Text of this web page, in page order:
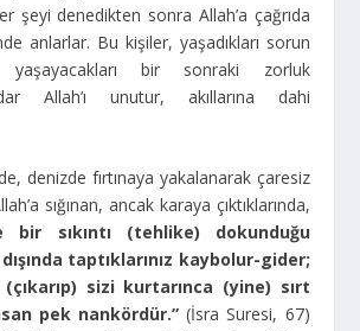
şeyi denedikten sonra Allah’a çağrıda
anlarlar. Bu kişiler, yaşadıkları sorun
yaşayacakları bir sonraki zorluk
Allah’ı unutur, akıllarına dahi
denizde fırtınaya yakalanarak çaresiz
sığınan, ancak karaya çıktıklarında,
bir sıkıntı (tehlike) dokunduğu
taptıklarınız kaybolur-gider;
sizi kurtarınca (yine) sırt
pek nankördür.” (İsra Suresi, 67)